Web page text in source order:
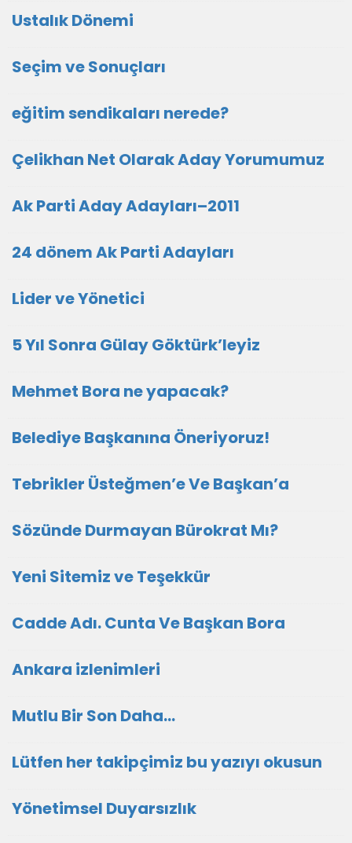
Ustalık Dönemi
Seçim ve Sonuçları
eğitim sendikaları nerede?
Çelikhan Net Olarak Aday Yorumumuz
Ak Parti Aday Adayları–2011
24 dönem Ak Parti Adayları
Lider ve Yönetici
5 Yıl Sonra Gülay Göktürk’leyiz
Mehmet Bora ne yapacak?
Belediye Başkanına Öneriyoruz!
Tebrikler Üsteğmen’e Ve Başkan’a
Sözünde Durmayan Bürokrat Mı?
Yeni Sitemiz ve Teşekkür
Cadde Adı. Cunta Ve Başkan Bora
Ankara izlenimleri
Mutlu Bir Son Daha…
Lütfen her takipçimiz bu yazıyı okusun
Yönetimsel Duyarsızlık